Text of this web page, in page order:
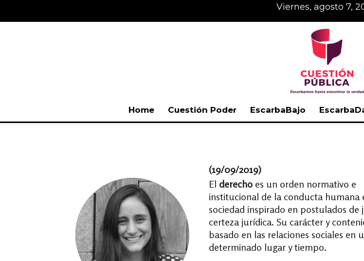
viernes, agosto 7,
Pública
Home Cuestión Poder EscarbaBajo
(19/09/2019)
El derecho es un orden normativo​ e
institucional de la conducta humana
sociedad inspirado en postulados de
certeza jurídica.​ Su carácter y
basado en las relaciones sociales en
determinado lugar y tiempo.